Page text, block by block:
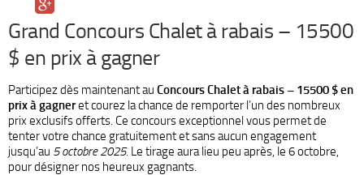
Grand Concours Chalet à rabais – 15500
$ en prix à gagner
Participez dès maintenant au Concours Chalet à rabais – 15500 $ en
prix à gagneret courez la chance de remporter l’un des nombreux
prix exclusifs offerts. Ce concours exceptionnel vous permet de
tenter votre chance gratuitement et sans aucun engagement
jusqu’au 5 octobre 2025. Le tirage aura lieu peu après, le 6 octobre,
pour désigner nos heureux gagnants.